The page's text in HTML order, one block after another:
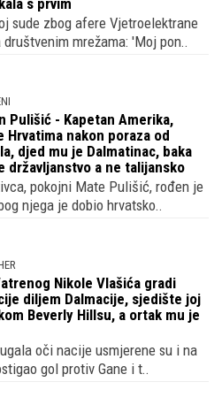
sude zbog afere Vjetroelektrane
mrežama: 'Moj pon..
Pulišić - Kapetan Amerika,
Hrvatima nakon poraza od
djed mu je Dalmatinac, baka
državljanstvo a ne talijansko
pokojni Mate Pulišić, rođen je
njega je dobio hrvatsko..
Nikole Vlašića gradi
diljem Dalmacije, sjedište joj
Beverly Hillsu, a ortak mu je
oči nacije usmjerene su i na
gol protiv Gane i t..